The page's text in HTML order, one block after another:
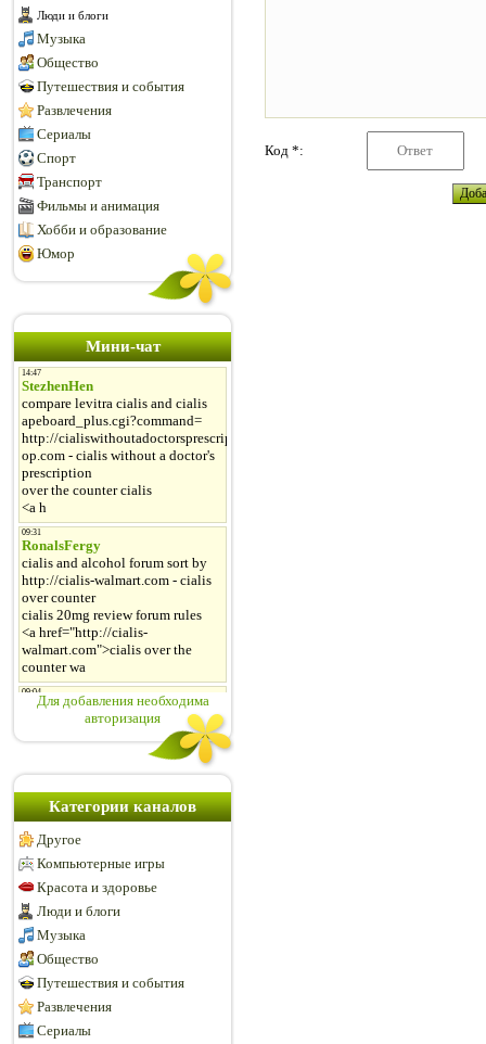
Люди и блоги
Музыка
Общество
Путешествия и события
Развлечения
Сериалы
Спорт
Транспорт
Фильмы и анимация
Хобби и образование
Юмор
Мини-чат
Для добавления необходима
авторизация
Категории каналов
Другое
Компьютерные игры
Красота и здоровье
Люди и блоги
Музыка
Общество
Путешествия и события
Развлечения
Сериалы
Код *: